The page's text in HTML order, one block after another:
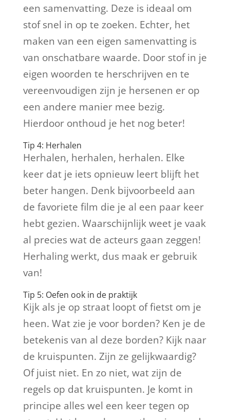
een samenvatting. Deze is ideaal om
stof snel in op te zoeken. Echter, het
maken van een eigen samenvatting is
van onschatbare waarde. Door stof in je
eigen woorden te herschrijven en te
vereenvoudigen zijn je hersenen er op
een andere manier mee bezig.
Hierdoor onthoud je het nog beter!
Tip 4: Herhalen
Herhalen, herhalen, herhalen. Elke
keer dat je iets opnieuw leert blijft het
beter hangen. Denk bijvoorbeeld aan
de favoriete film die je al een paar keer
hebt gezien. Waarschijnlijk weet je vaak
al precies wat de acteurs gaan zeggen!
Herhaling werkt, dus maak er gebruik
van!
Tip 5: Oefen ook in de praktijk
Kijk als je op straat loopt of fietst om je
heen. Wat zie je voor borden? Ken je de
betekenis van al deze borden? Kijk naar
de kruispunten. Zijn ze gelijkwaardig?
Of juist niet. En zo niet, wat zijn de
regels op dat kruispunten. Je komt in
principe alles wel een keer tegen op